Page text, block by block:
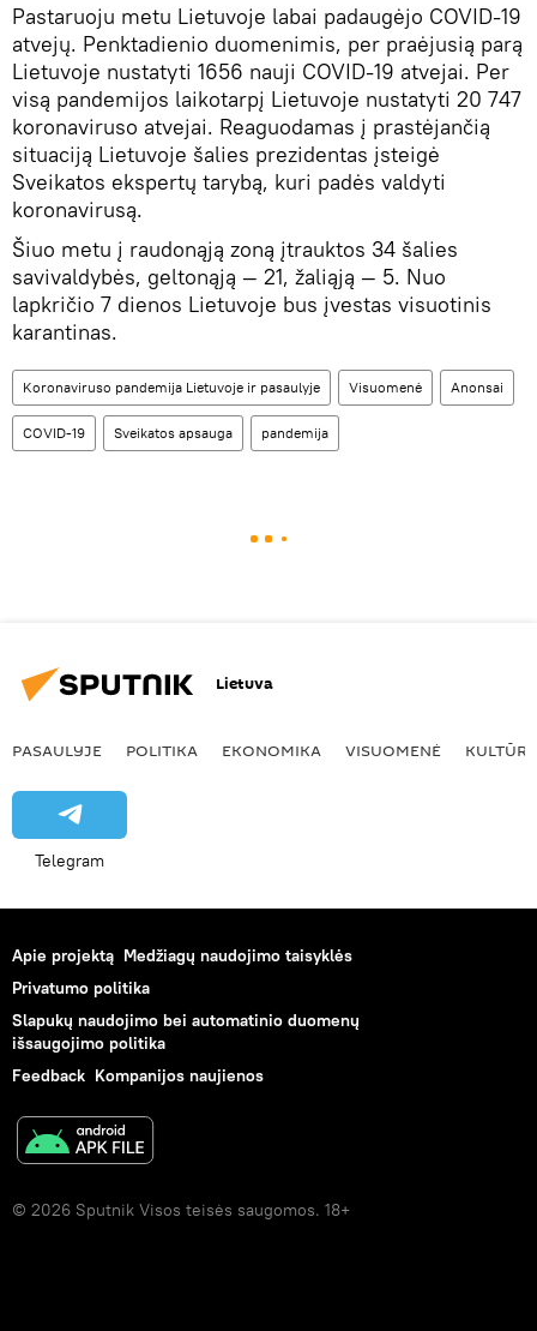
Pastaruoju metu Lietuvoje labai padaugėjo COVID-19
atvejų. Penktadienio duomenimis, per praėjusią parą
Lietuvoje nustatyti 1656 nauji COVID-19 atvejai. Per
visą pandemijos laikotarpį Lietuvoje nustatyti 20 747
koronaviruso atvejai. Reaguodamas į prastėjančią
situaciją Lietuvoje šalies prezidentas įsteigė
Sveikatos ekspertų tarybą, kuri padės valdyti
koronavirusą.
Šiuo metu į raudonąją zoną įtrauktos 34 šalies
savivaldybės, geltonąją — 21, žaliąją — 5. Nuo
lapkričio 7 dienos Lietuvoje bus įvestas visuotinis
karantinas.
Koronaviruso pandemija Lietuvoje ir pasaulyje Visuomenė Anonsai
COVID-19 Sveikatos apsauga pandemija
Lietuva
PASAULYJE POLITIKA EKONOMIKA VISUOMENĖ KULTŪRA
Telegram
Apie projektą Medžiagų naudojimo taisyklės
Privatumo politika
Slapukų naudojimo bei automatinio duomenų
išsaugojimo politika
Feedback Kompanijos naujienos
© 2026 Sputnik Visos teisės saugomos. 18+